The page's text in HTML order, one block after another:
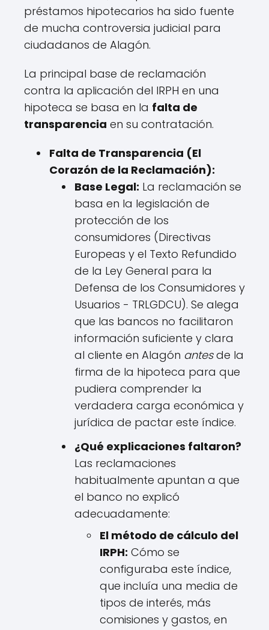
préstamos hipotecarios ha sido fuente
de mucha controversia judicial para
ciudadanos de Alagón.
La principal base de reclamación
contra la aplicación del IRPH en una
hipoteca se basa en la falta de
transparencia en su contratación.
Falta de Transparencia (El
Corazón de la Reclamación):
Base Legal: La reclamación se
basa en la legislación de
protección de los
consumidores (Directivas
Europeas y el Texto Refundido
de la Ley General para la
Defensa de los Consumidores y
Usuarios - TRLGDCU). Se alega
que las bancos no facilitaron
información suficiente y clara
al cliente en Alagón antesde la
firma de la hipoteca para que
pudiera comprender la
verdadera carga económica y
jurídica de pactar este índice.
¿Qué explicaciones faltaron?
Las reclamaciones
habitualmente apuntan a que
el banco no explicó
adecuadamente:
El método de cálculo del
IRPH: Cómo se
configuraba este índice,
que incluía una media de
tipos de interés, más
comisiones y gastos, en